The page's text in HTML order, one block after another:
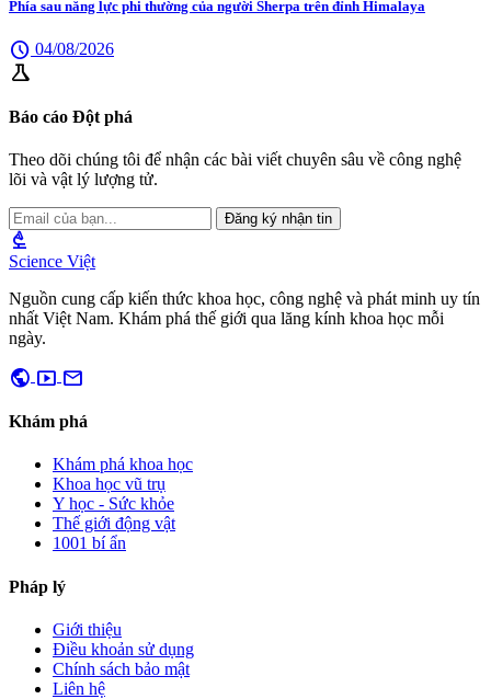
Phía sau năng lực phi thường của người Sherpa trên đỉnh Himalaya
schedule 04/08/2026
science
Báo cáo Đột phá
Theo dõi chúng tôi để nhận các bài viết chuyên sâu về công nghệ
lõi và vật lý lượng tử.
Đăng ký nhận tin
biotech
Science Việt
Nguồn cung cấp kiến thức khoa học, công nghệ và phát minh uy tín
nhất Việt Nam. Khám phá thế giới qua lăng kính khoa học mỗi
ngày.
public smart_display mail
Khám phá
Khám phá khoa học
Khoa học vũ trụ
Y học - Sức khỏe
Thế giới động vật
1001 bí ẩn
Pháp lý
Giới thiệu
Điều khoản sử dụng
Chính sách bảo mật
Liên hệ